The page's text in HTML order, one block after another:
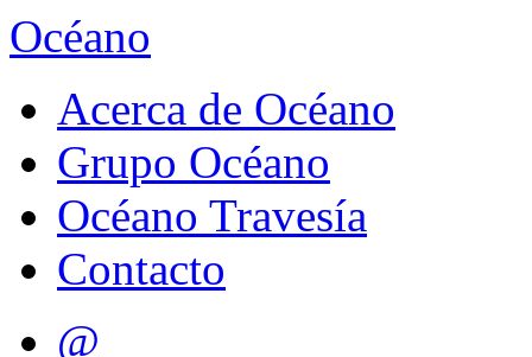
Océano
Acerca de Océano
Grupo Océano
Océano Travesía
Contacto
@